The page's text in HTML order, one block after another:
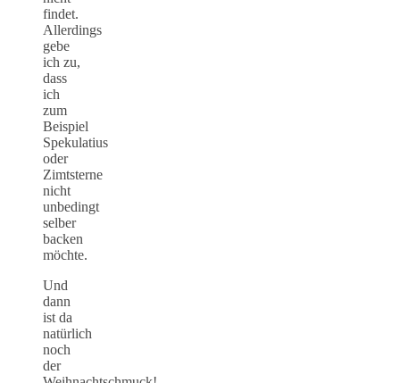
findet.
Allerdings
gebe
ich zu,
dass
ich
zum
Beispiel
Spekulatius
oder
Zimtsterne
nicht
unbedingt
selber
backen
möchte.
Und
dann
ist da
natürlich
noch
der